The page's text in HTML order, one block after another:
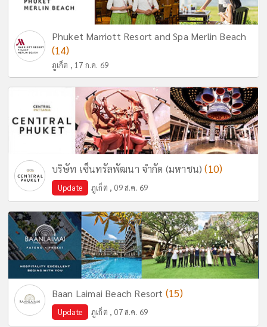
Phuket Marriott Resort and Spa Merlin Beach
(14)
ภูเก็ต , 17 ก.ค. 69
บริษัท เซ็นทรัลพัฒนา จำกัด (มหาชน)(10)
Update ภูเก็ต , 09 ส.ค. 69
Baan Laimai Beach Resort (15)
Update ภูเก็ต , 07 ส.ค. 69